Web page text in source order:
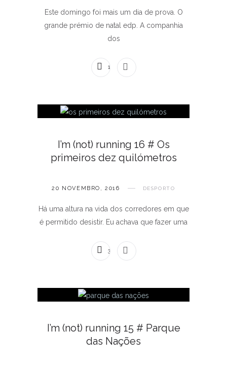
Este domingo foi mais um dia de prova. O
grande prémio de natal edp. A companhia
dos
1 COMENTÁRIO
I’m (not) running 16 # Os
primeiros dez quilómetros
20 NOVEMBRO, 2016 DESPORTO
Há uma altura na vida dos corredores em que
é permitido desistir. Eu achava que fazer uma
3 COMENTÁRIOS
I’m (not) running 15 # Parque
das Nações